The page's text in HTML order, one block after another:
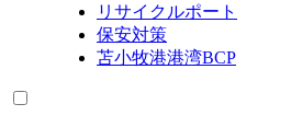
リサイクルポート
保安対策
苫小牧港港湾BCP